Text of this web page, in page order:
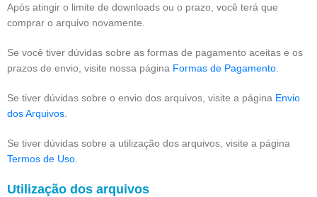
Após atingir o limite de downloads ou o prazo, você terá que
comprar o arquivo novamente.
Se você tiver dúvidas sobre as formas de pagamento aceitas e os
prazos de envio, visite nossa página Formas de Pagamento
Se tiver dúvidas sobre o envio dos arquivos, visite a página Envio
dos Arquivos
Se tiver dúvidas sobre a utilização dos arquivos, visite a página
Termos de Uso
Utilização dos arquivos